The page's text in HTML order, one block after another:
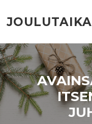
suoraan
sisältöön
JOULUTAIKA